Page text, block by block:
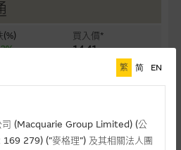
買入價*
14.41
(千元)
(十五分鐘延遲)
相關圖表
繁 简 EN
司 (Macquarie Group Limited) (公
279) (”麥格理”) 及其相關法人團